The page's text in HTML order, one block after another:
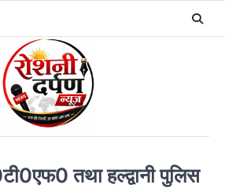
तथा हल्द्वानी पुलिस